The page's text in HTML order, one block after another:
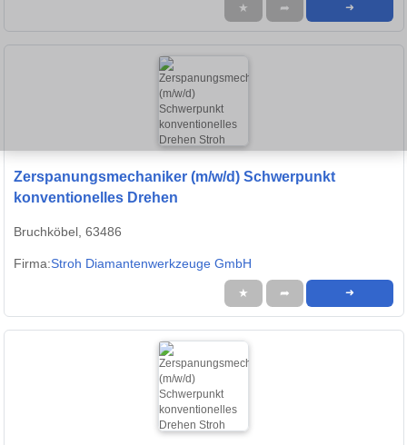
★ ➦ ➜
Zerspanungsmechaniker (m/w/d) Schwerpunkt
konventionelles Drehen
Bruchköbel, 63486
Firma:Stroh Diamantenwerkzeuge GmbH
★ ➦ ➜